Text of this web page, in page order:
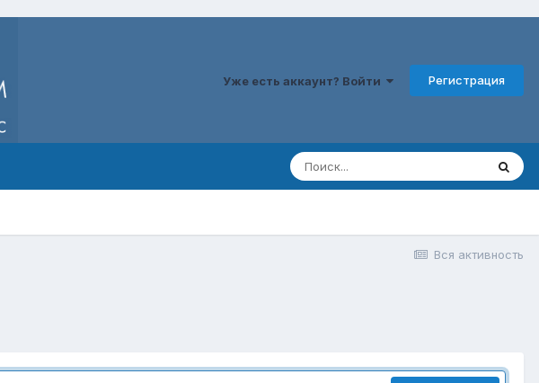
Уже есть аккаунт? Войти Регистрация
Вся активность